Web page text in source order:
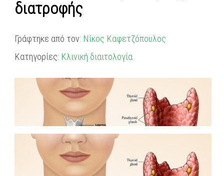
διατροφής
Γράφτηκε από τον: Νίκος Καφετζόπουλος
Κατηγορίες: Κλινική διαιτολογία